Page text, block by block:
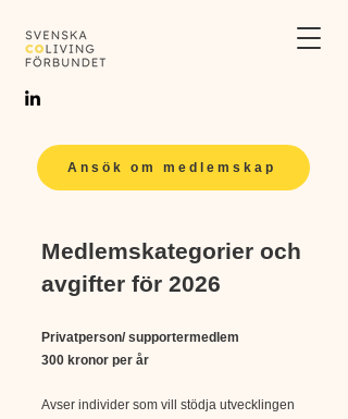
Ansök om medlemskap
Medlemskategorier och
avgifter för 2026
Privatperson/ supportermedlem
300 kronor per år
Avser individer som vill stödja utvecklingen